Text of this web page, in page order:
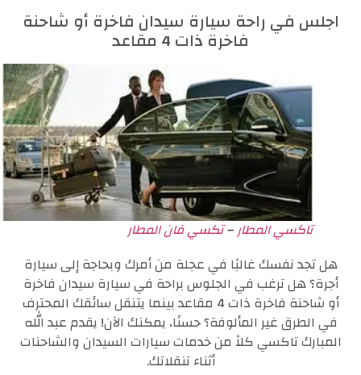
اجلس في راحة سيارة سيدان فاخرة أو شاحنة
فاخرة ذات 4 مقاعد
تاكسي المطار–تكسي فان المطار
هل تجد نفسك غالبًا في عجلة من أمرك وبحاجة إلى سيارة
أجرة؟ هل ترغب في الجلوس براحة في سيارة سيدان فاخرة
أو شاحنة فاخرة ذات 4 مقاعد بينما يتنقل سائقك المحترف
في الطرق غير المألوفة؟ حسنًا، يمكنك الآن! يقدم عبد الله
المبارك تاكسي كلاً من خدمات سيارات السيدان والشاحنات
أثناء تنقلاتك.